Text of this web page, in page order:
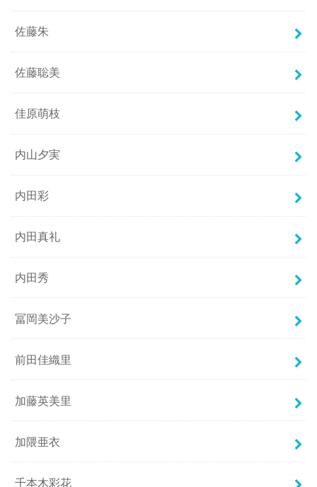
佐藤朱
佐藤聡美
佳原萌枝
内山夕実
内田彩
内田真礼
内田秀
冨岡美沙子
前田佳織里
加藤英美里
加隈亜衣
千本木彩花